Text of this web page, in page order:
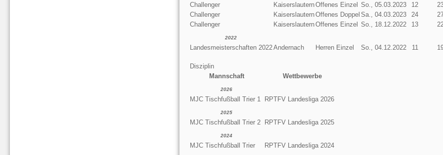
Challenger
KaiserslauternOffenes Einzel So., 05.03.2023 12
Challenger
KaiserslauternOffenes Doppel Sa., 04.03.2023 24
Challenger
KaiserslauternOffenes Einzel So., 18.12.2022 13
2022
Landesmeisterschaften 2022Andernach Herren Einzel So., 04.12.2022 11
Disziplin
Mannschaft
Wettbewerbe
2026
MJC Tischfußball Trier 1 RPTFV Landesliga 2026
2025
MJC Tischfußball Trier 2 RPTFV Landesliga 2025
2024
MJC Tischfußball Trier RPTFV Landesliga 2024